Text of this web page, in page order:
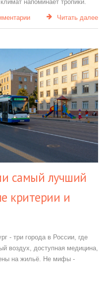
напоминает тропики.
Читать далее
самый лучший
критерии и
- три города в России, где
воздух, доступная медицина,
на жильё. Не мифы -